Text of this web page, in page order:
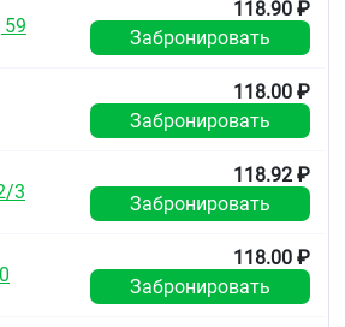
(мг/дл)
59
118.90 ₽
Забронировать
118.00 ₽
Забронировать
3
118.92 ₽
Забронировать
118.00 ₽
Забронировать